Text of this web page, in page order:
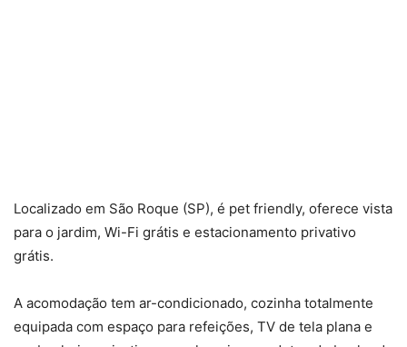
Localizado em São Roque (SP), é pet friendly, oferece vista
para o jardim, Wi-Fi grátis e estacionamento privativo
grátis.
A acomodação tem ar-condicionado, cozinha totalmente
equipada com espaço para refeições, TV de tela plana e